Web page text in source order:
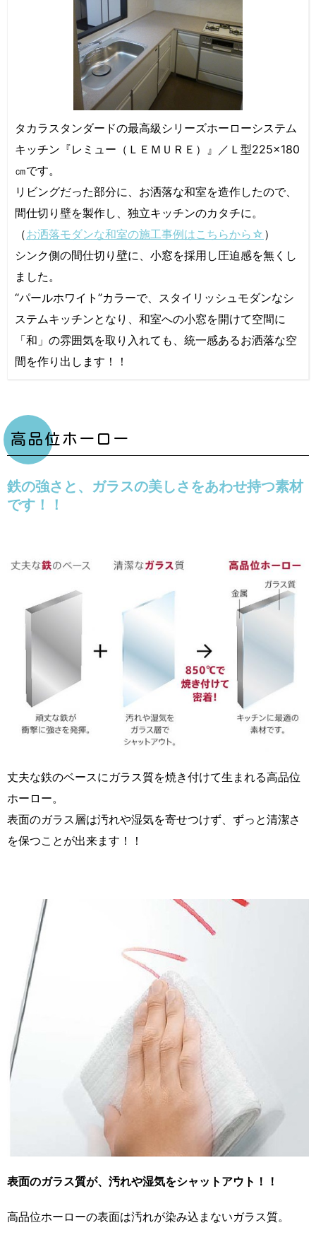
タカラスタンダードの最高級シリーズホーローシステム
キッチン『レミュー（ＬＥＭＵＲＥ）』／Ｌ型225×180
㎝です。
リビングだった部分に、お洒落な和室を造作したので、
間仕切り壁を製作し、独立キッチンのカタチに。
（お洒落モダンな和室の施工事例はこちらから☆ ）
シンク側の間仕切り壁に、小窓を採用し圧迫感を無くし
ました。
“パールホワイト”カラーで、スタイリッシュモダンなシ
ステムキッチンとなり、和室への小窓を開けて空間に
「和」の雰囲気を取り入れても、統一感あるお洒落な空
間を作り出します！！
高品位ホーロー
鉄の強さと、ガラスの美しさをあわせ持つ素材
です！！
丈夫な鉄のベースにガラス質を焼き付けて生まれる高品位
ホーロー。
表面のガラス層は汚れや湿気を寄せつけず、ずっと清潔さ
を保つことが出来ます！！
表面のガラス質が、汚れや湿気をシャットアウト！！
高品位ホーローの表面は汚れが染み込まないガラス質。